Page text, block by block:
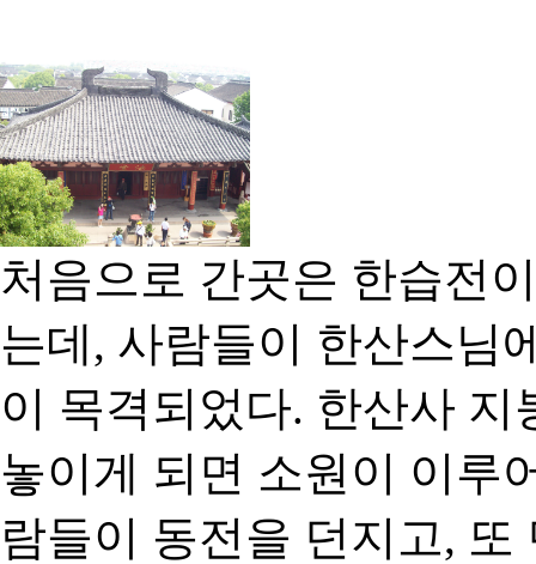
처음으로 간곳은 한습전
는데, 사람들이 한산스님
이 목격되었다. 한산사
놓이게 되면 소원이 이루
람들이 동전을 던지고,